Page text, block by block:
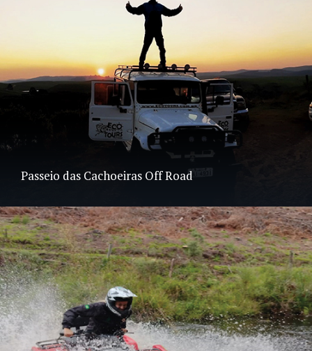
Passeio das Cachoeiras Off Road